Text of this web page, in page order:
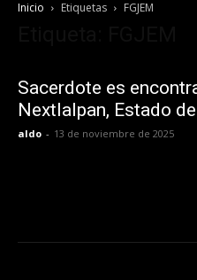
Inicio Etiquetas FGJEM
Sacerdote es
Nextlalpan, Estado
aldo - 13 de noviembre de 2025